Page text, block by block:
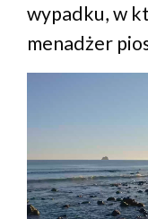
wypadku, w
menadżer